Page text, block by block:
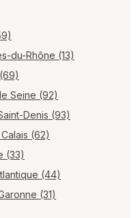
du-Rhône (13)
Seine (92)
Denis (93)
(62)
(33)
(44)
(31)